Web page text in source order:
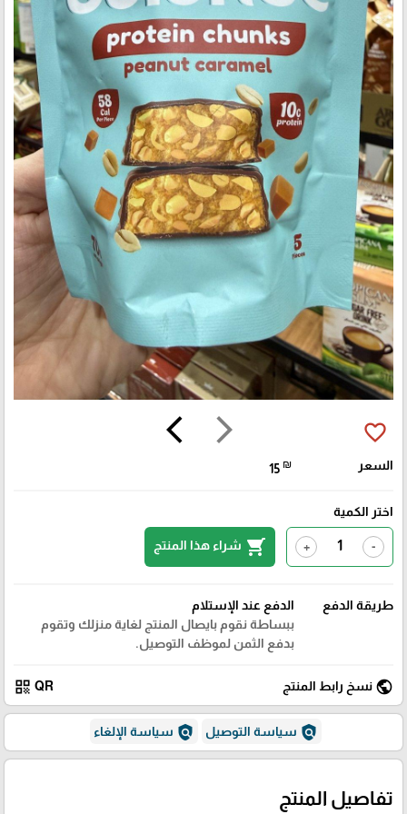
arrow_forward_ios
arrow_back_ios favorite_border
السعر 15 ₪
اختر الكمية
-
+
shopping_cart شراء هذا المنتج
طريقة الدفع
الدفع عند الإستلام
ببساطة نقوم بايصال المنتج لغاية منزلك وتقوم
بدفع الثمن لموظف التوصيل.
public نسخ رابط المنتج QR
qr_code
policy سياسة التوصيل policy سياسة الإلغاء
تفاصيل المنتج